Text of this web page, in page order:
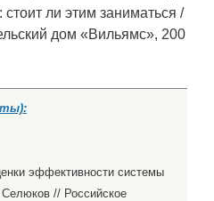
ли этим заниматься /
дом «Вильямс», 200
эффективности системы
// Российское